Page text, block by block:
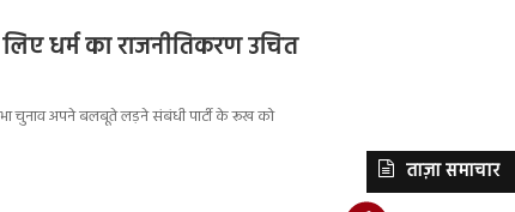
धर्म का राजनीतिकरण उचित
चुनाव अपने बलबूते लड़ने संबंधी पार्टी के रूख को
ताज़ा समाचार